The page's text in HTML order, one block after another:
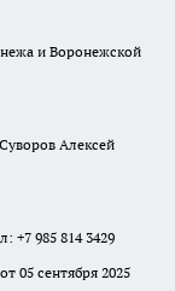
и Воронежской
Алексей
+7 985 814 3429
05 сентября 2025